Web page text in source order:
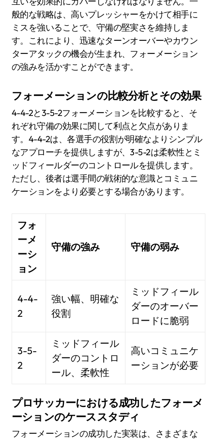
般的な戦略は、高いプレッシャーをかけて相手に
ミスを強いることで、守備の堅実さを維持しま
す。これにより、迅速なターンオーバーやカウン
ターアタックの機会が生まれ、フォーメーション
の強みを活かすことができます。
フォーメーションの比較分析とその効果
4-4-2と3-5-2フォーメーションを比較すると、そ
れぞれ守備の効果に関して利点と欠点がありま
す。4-4-2は、各選手の役割が明確なよりシンプル
なアプローチを提供しますが、3-5-2は柔軟性とミ
ッドフィールダーのコントロールを提供します。
ただし、後者は選手間の戦術的な意識とコミュニ
ケーションをより必要とする場合があります。
フォ
ーメ
ーシ
ョン
守備の強み 守備の弱み
4-4-
2
強い幅、明確な
役割
ミッドフィール
ダーのオーバー
ロードに脆弱
3-5-
2
ミッドフィール
ダーのコントロ
ール、柔軟性
高いコミュニケ
ーションが必要
プロサッカーにおける成功したフォーメ
ーションのケーススタディ
フォーメーションの成功した実装は、さまざまな